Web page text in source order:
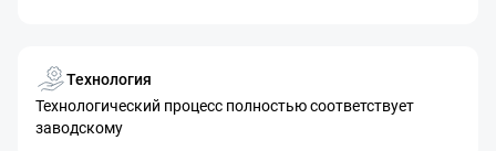
Технология
Технологический процесс полностью соответствует
заводскому